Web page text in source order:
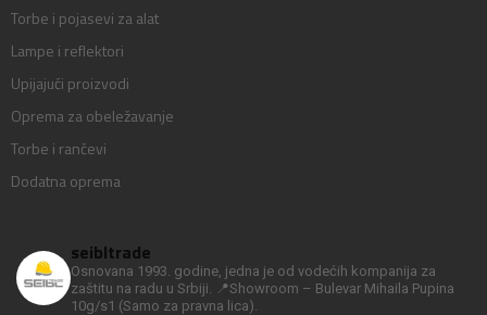
Torbe i pojasevi za alat
Lampe i reflektori
Upijajući proizvodi
Oprema za obeležavanje
Torbe i rančevi
Dodatna oprema
seibltrade
Osnovana 1993. godine, jedna je od vodećih kompanija za
zaštitu na radu u Srbiji.
📍Showroom – Bulevar Mihaila Pupina
10g/s1 (Samo za pravna lica).